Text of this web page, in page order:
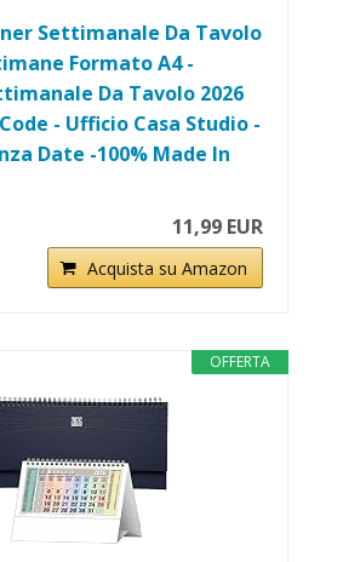
Settimanale Da Tavolo
Formato A4 -
Da Tavolo 2026
- Ufficio Casa Studio -
Date -100% Made In
11,99 EUR
Acquista su Amazon
OFFERTA